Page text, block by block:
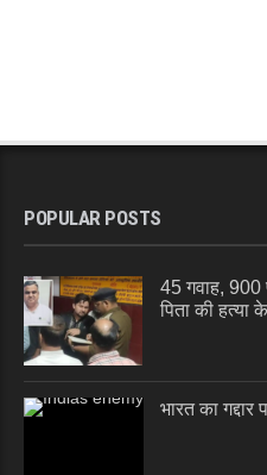
POPULAR POSTS
45 गवाह, 900
पिता की हत्या
भारत का